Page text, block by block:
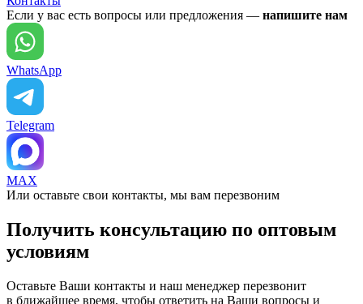
Если у вас есть вопросы или предложения — напишите нам
WhatsApp
Telegram
MAX
Или оставьте свои контакты, мы вам перезвоним
Получить консультацию по оптовым
условиям
Оставьте Ваши контакты и наш менеджер перезвонит
в ближайшее время, чтобы ответить на Ваши вопросы и